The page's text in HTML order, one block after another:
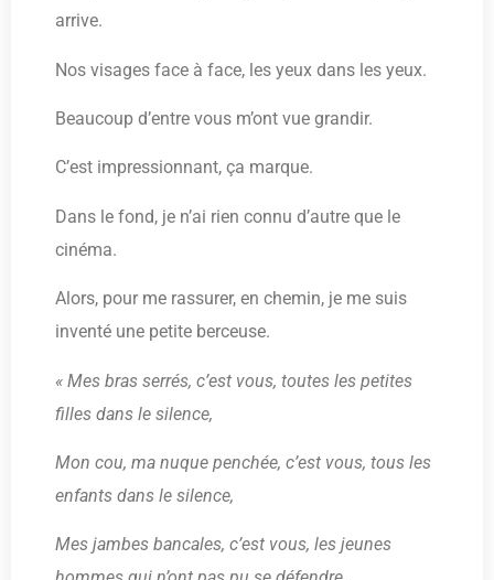
arrive.
Nos visages face à face, les yeux dans les yeux.
Beaucoup d’entre vous m’ont vue grandir.
C’est impressionnant, ça marque.
Dans le fond, je n’ai rien connu d’autre que le
cinéma.
Alors, pour me rassurer, en chemin, je me suis
inventé une petite berceuse.
« Mes bras serrés, c’est vous, toutes les petites
filles dans le silence,
Mon cou, ma nuque penchée, c’est vous, tous les
enfants dans le silence,
Mes jambes bancales, c’est vous, les jeunes